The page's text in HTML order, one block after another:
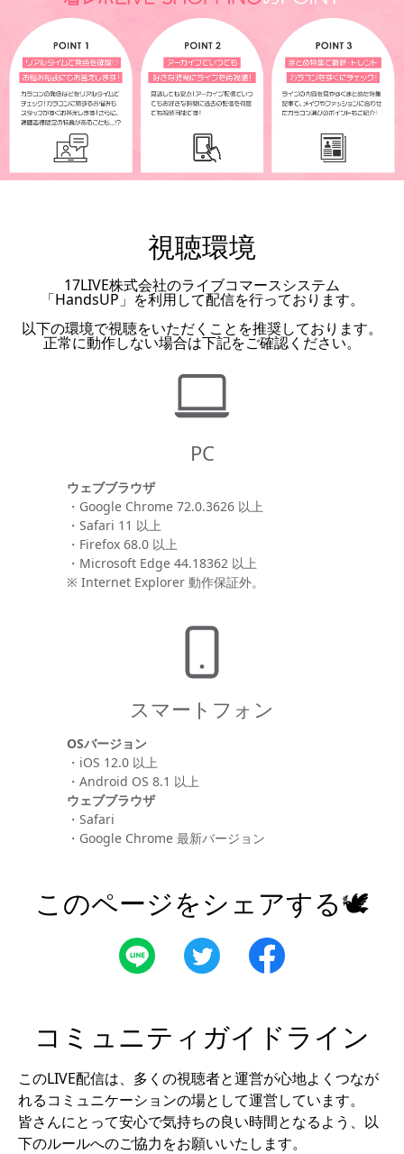
視聴環境
17LIVE株式会社のライブコマースシステム
「HandsUP」を利用して配信を行っております。
以下の環境で視聴をいただくことを推奨しております。
正常に動作しない場合は下記をご確認ください。
PC
ウェブブラウザ
・Google Chrome 72.0.3626 以上
・Safari 11 以上
・Firefox 68.0 以上
・Microsoft Edge 44.18362 以上
※ Internet Explorer 動作保証外。
スマートフォン
OSバージョン
・iOS 12.0 以上
・Android OS 8.1 以上
ウェブブラウザ
・Safari
・Google Chrome 最新バージョン
このページをシェアする🕊
コミュニティガイドライン
このLIVE配信は、多くの視聴者と運営が心地よくつなが
れるコミュニケーションの場として運営しています。
皆さんにとって安心で気持ちの良い時間となるよう、以
下のルールへのご協力をお願いいたします。